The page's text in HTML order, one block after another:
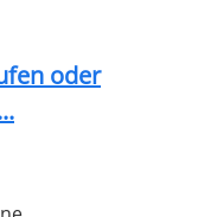
oder